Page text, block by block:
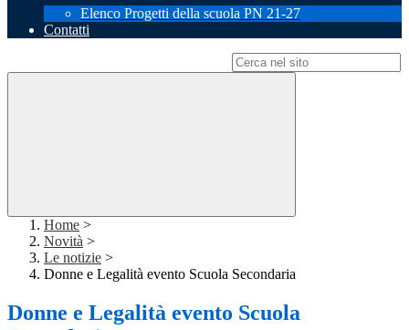
Elenco Progetti della scuola PN 21-27
Contatti
Home >
Novità >
Le notizie >
Donne e Legalità evento Scuola Secondaria
Donne e Legalità evento Scuola